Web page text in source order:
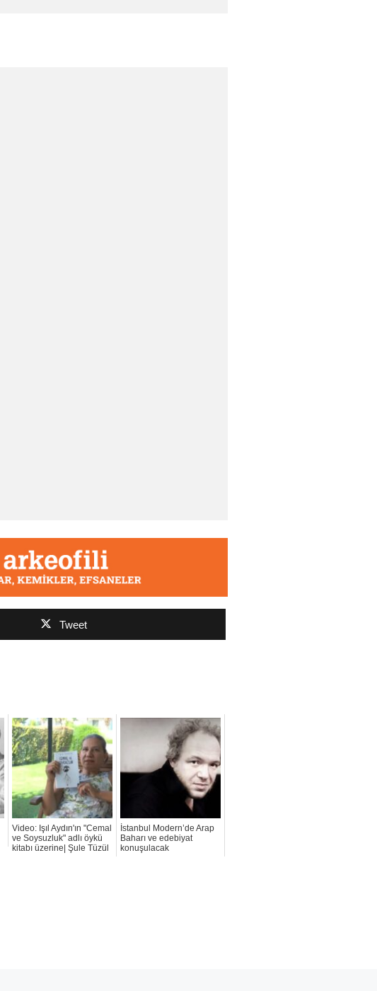
Tweet
Video: Işıl Aydın'ın "Cemal
ve Soysuzluk" adlı öykü
kitabı üzerine| Şule Tüzül
İstanbul Modern’de Arap
Baharı ve edebiyat
konuşulacak